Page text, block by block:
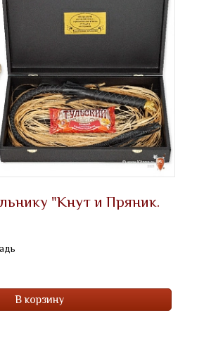
"Кнут и Пряник.
В корзину